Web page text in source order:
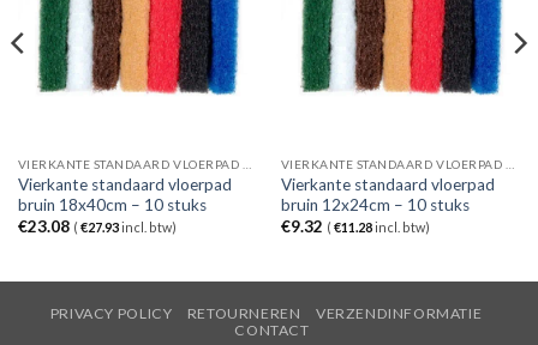
Vierkante standaard vloerpad
bruin 18x40cm – 10 stuks
€23.08 ( €27.93incl. btw)
Vierkante standaard vloerpad
bruin 12x24cm – 10 stuks
€9.32 ( €11.28incl. btw)
PRIVACY POLICY RETOURNEREN
VERZENDINFORMATIE
CONTACT